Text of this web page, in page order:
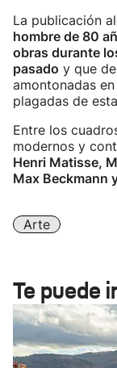
La publicación
hombre de 80
obras durante
pasado y que
amontonadas
plagadas de
Entre los
modernos y
Henri Matisse,
Max Beckmann
Arte
Te puede